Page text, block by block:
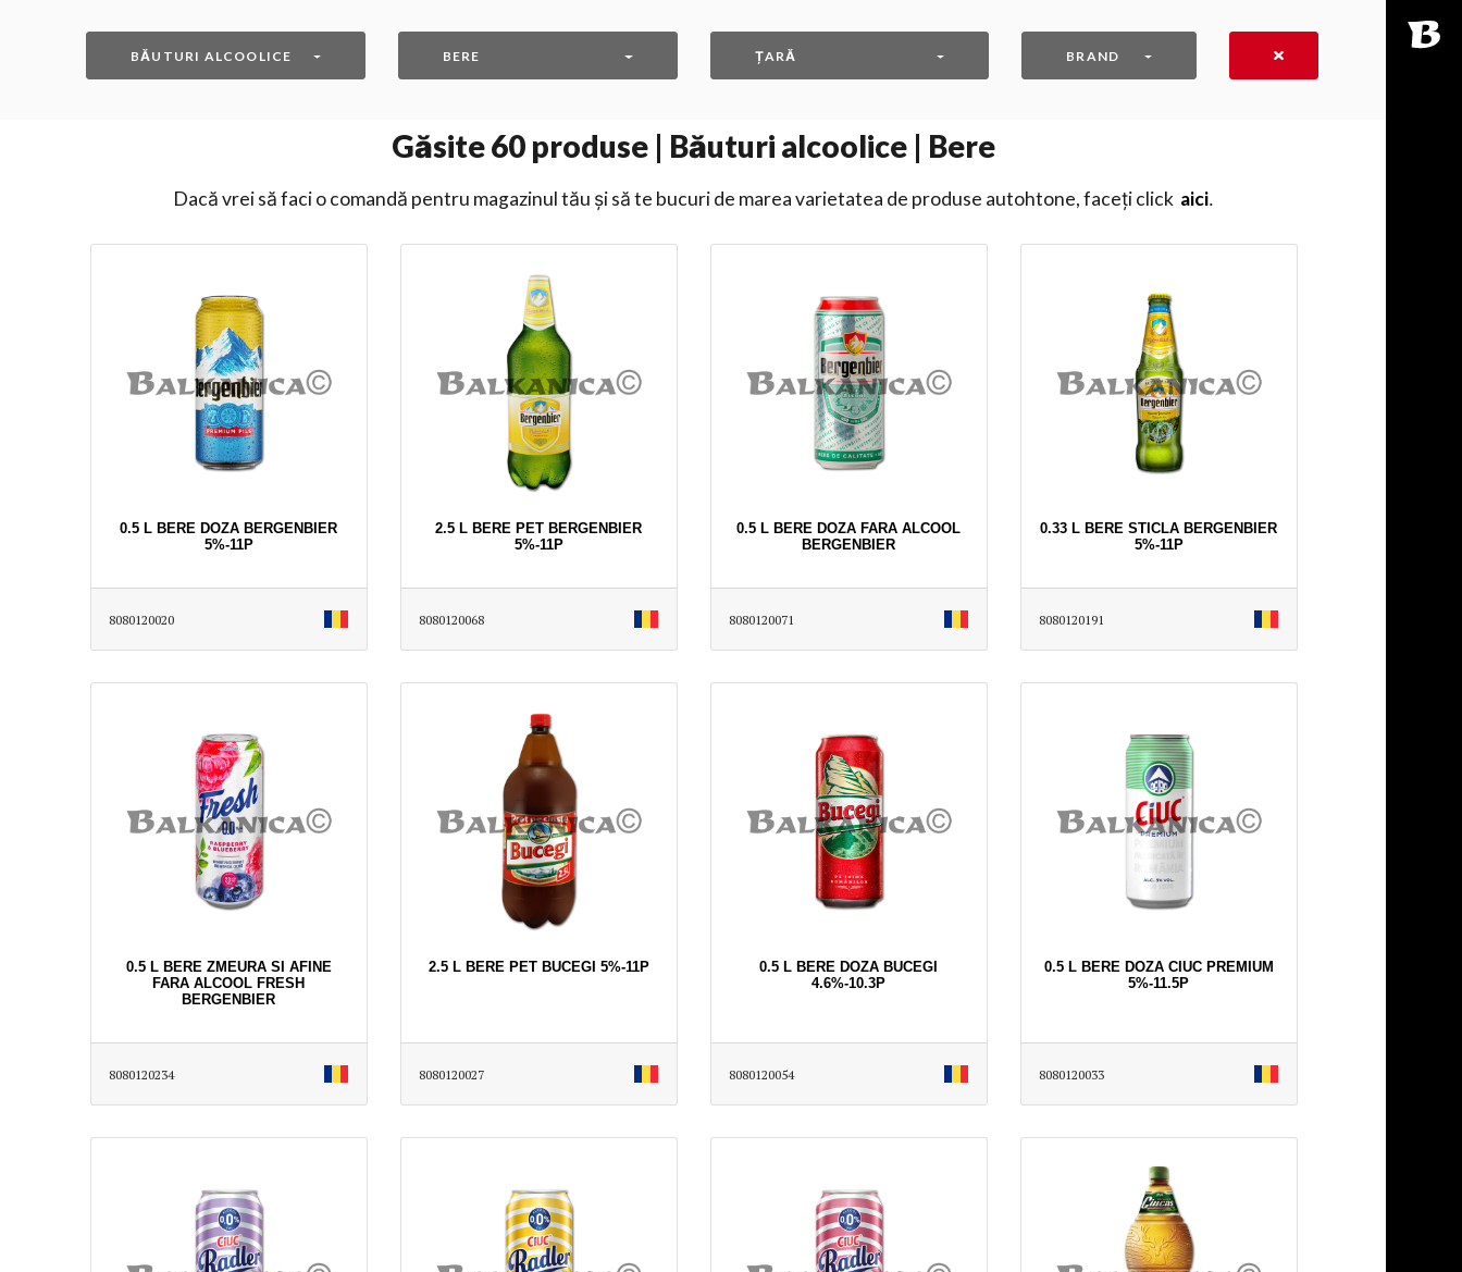
BĂUTURI ALCOOLICE BERE ȚARĂ BRAND
Găsite60 produse | Băuturi alcoolice | Bere
Dacă vrei să faci o comandă pentru magazinul tău și să te bucuri de marea varietatea de produse autohtone, faceți click aici․
0.5 L BERE DOZA BERGENBIER
5%-11P
8080120020
2.5 L BERE PET BERGENBIER
5%-11P
8080120068
0.5 L BERE DOZA FARA ALCOOL
BERGENBIER
8080120071
0.33 L BERE STICLA BERGENBIER
5%-11P
8080120191
0.5 L BERE ZMEURA SI AFINE
FARA ALCOOL FRESH
BERGENBIER
8080120234
2.5 L BERE PET BUCEGI 5%-11P
8080120027
0.5 L BERE DOZA BUCEGI
4.6%-10.3P
8080120054
0.5 L BERE DOZA CIUC PREMIUM
5%-11.5P
8080120033